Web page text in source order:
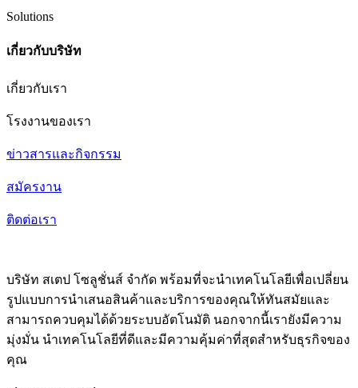
Solutions
เกี่ยวกับบริษัท
เกี่ยวกับเรา
โรงงานของเรา
ข่าวสารและกิจกรรม
สมัครงาน
ติดต่อเรา
บริษัท สเตป โซลูชั่นส์ จำกัด พร้อมที่จะนำเทคโนโลยีเพื่อเปลี่ยน
รูปแบบการนำเสนอสินค้าและบริการของคุณให้ทันสมัยและ
สามารถควบคุมได้ด้วยระบบอัตโนมัติ นอกจากนี้เรายังมีความ
มุ่งมั่น นำเทคโนโลยีที่ดีและมีความคุ้มค่าที่สุดสำหรับธุรกิจของ
คุณ